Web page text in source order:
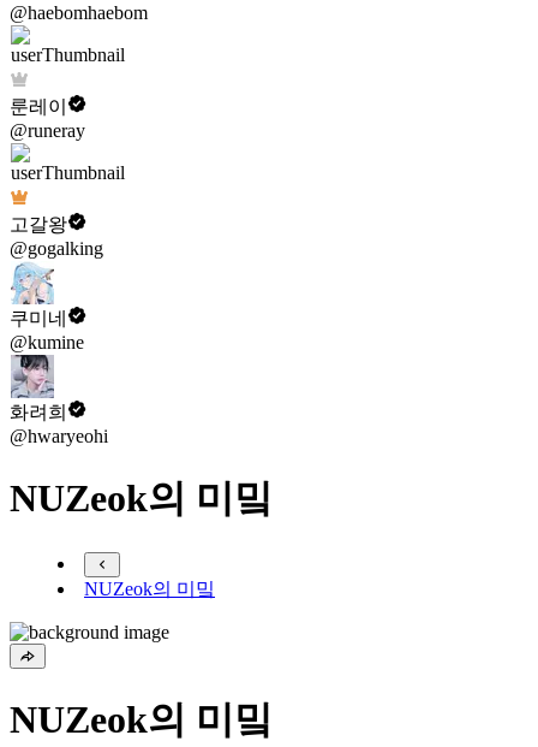
@haebomhaebom
룬레이
@runeray
고갈왕
@gogalking
쿠미네
@kumine
화려희
@hwaryeohi
NUZeok의 미밐
NUZeok의 미밐
NUZeok의 미밐